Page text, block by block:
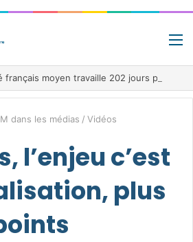
dans les médias / Vidéos
l’enjeu c’est
plus